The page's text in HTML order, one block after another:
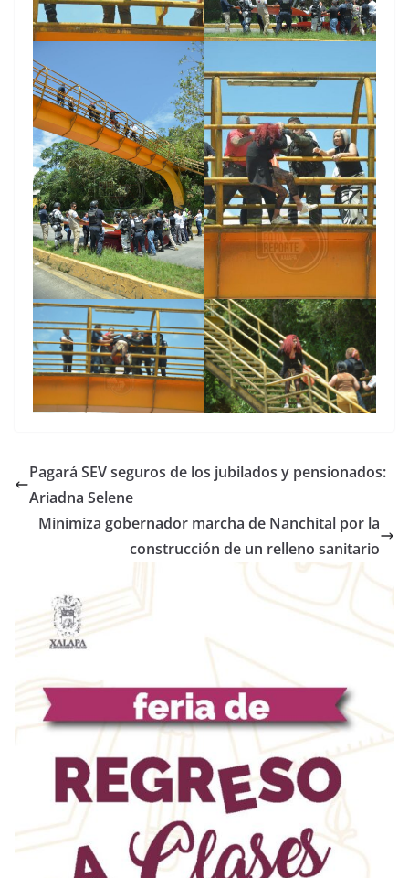
Pagará SEV seguros de los jubilados y pensionados:
Ariadna Selene
Minimiza gobernador marcha de Nanchital por la
construcción de un relleno sanitario